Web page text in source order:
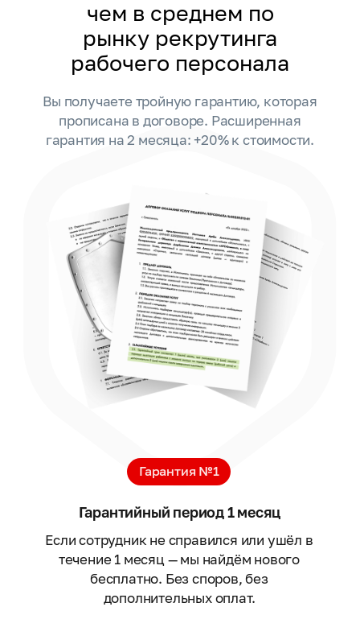
Гарантия №1
Гарантийный период 1 месяц
Вы получаете тройную гарантию, которая
прописана в договоре. Расширенная
гарантия на 2 месяца: +20% к стоимости.
Если сотрудник не справился или ушёл в
течение 1 месяц — мы найдём нового
бесплатно. Без споров, без
дополнительных оплат.
чем в среднем по
рынку рекрутинга
рабочего персонала